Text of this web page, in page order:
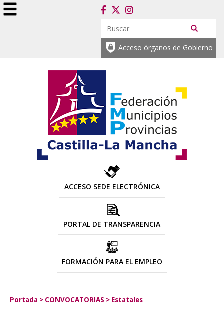
Acceso órganos de Gobierno
ACCESO SEDE ELECTRÓNICA
PORTAL DE TRANSPARENCIA
FORMACIÓN PARA EL EMPLEO
Portada > CONVOCATORIAS > Estatales